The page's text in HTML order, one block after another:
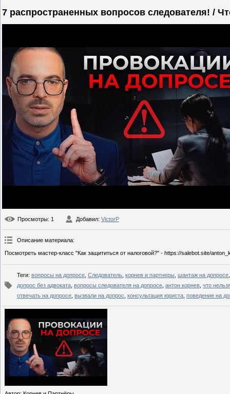
7 распространенных вопросов следователя! /
Просмотры: 1 Добавил: VictorP
Описание материала:
Посмотреть мастер-класс "Как защититься от налоговой?" - https://salebot.site/
Теги: вопросы на допросе Следователь корнев и партнеры шантаж на допросе
допрос без адвоката вопросы следователя на допросе антон корнев что
отвечать на допросе вызвали на допрос консультация юриста поведение на